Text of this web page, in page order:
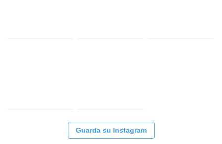
Guarda su Instagram